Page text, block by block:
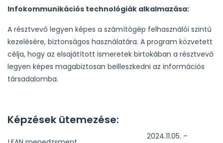
Infokommunikációs technológiák alkalmazása:
A résztvevő legyen képes a számítógép felhasználói szintű
kezelésére, biztonságos használatára. A program közvetett
célja, hogy az elsajátított ismeretek birtokában a résztvevő
legyen képes magabiztosan beilleszkedni az információs
társadalomba.
Képzések ütemezése:
2024.11.05. –